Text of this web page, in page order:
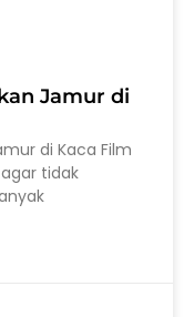
Jamur di
di Kaca Film
tidak